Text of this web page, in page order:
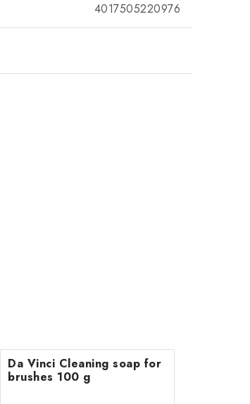
4017505220976
Da Vinci Cleaning soap for
brushes 100 g